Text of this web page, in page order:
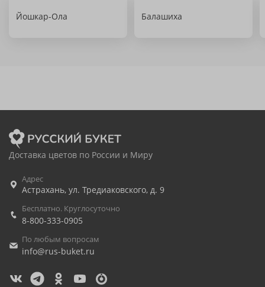
Йошкар-Ола Балашиха
Доставка цветов по России и Миру
Адрес
Астрахань, ул. Тредиаковского, д. 9
Бесплатно. Круглосуточно
8-800-333-0905
По любым вопросам
info@rus-buket.ru